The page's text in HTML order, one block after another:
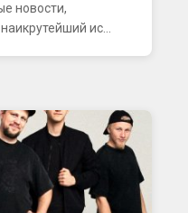
новости,
ис...